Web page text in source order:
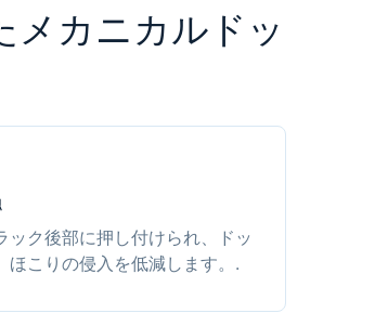
メカニカルドッ
ック後部に押し付けられ、ドッ
ほこりの侵入を低減します。.